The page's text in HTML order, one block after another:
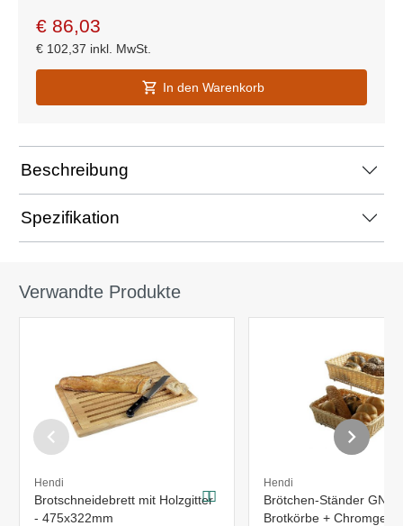
€ 86,03
€ 102,37 inkl. MwSt.
In den Warenkorb
Beschreibung
Spezifikation
Verwandte Produkte
Hendi
Brotschneidebrett mit Holzgitter
- 475x322mm
Hendi
Brötchen-Ständer GN1/
Brotkörbe +